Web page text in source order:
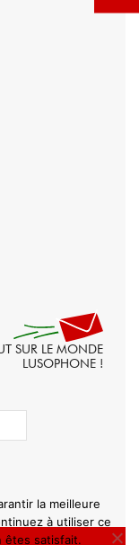
SUR LE MONDE
LUSOPHONE !
la meilleure
à utiliser ce
êtes satisfait.